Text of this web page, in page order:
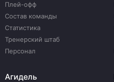
Плей-офф
Состав команды
Статистика
Тренерский штаб
Персонал
Агидель